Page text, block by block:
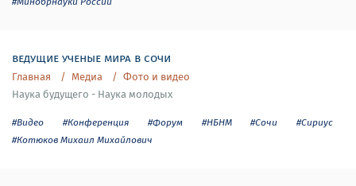
ведущие ученые мира в сочи
Главная Медиа
Фото и видео
Наука будущего - Наука молодых
#Видео #Конференция #Форум #НБНМ #Сочи
#Сириус
#Котюков Михаил Михайлович